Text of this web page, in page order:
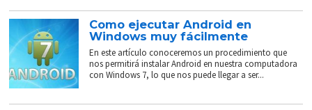
Como ejecutar Android en
Windows muy fácilmente
En este artículo conoceremos un procedimiento que
nos permitirá instalar Android en nuestra computadora
con Windows 7, lo que nos puede llegar a ser...